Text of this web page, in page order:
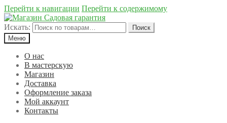
Перейти к навигации Перейти к содержимому
Искать:
Поиск
Меню
О нас
В мастерскую
Магазин
Доставка
Оформление заказа
Мой аккаунт
Контакты